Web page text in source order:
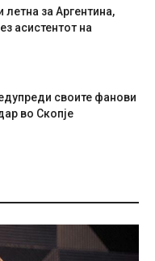
летна за Аргентина,
асистентот на
своите фанови
во Скопје